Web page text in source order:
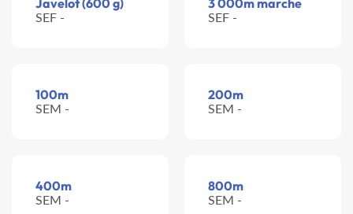
Javelot (600 g)
SEF -
3 000m marche
SEF -
100m
SEM -
200m
SEM -
400m
SEM -
800m
SEM -